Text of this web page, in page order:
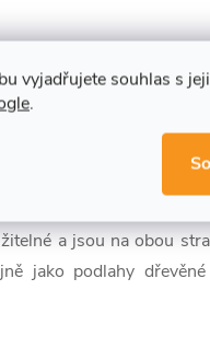
vyjadřujete souhlas s
.
robustní, mají
se stává práce
a jsou na obou
jako podlahy